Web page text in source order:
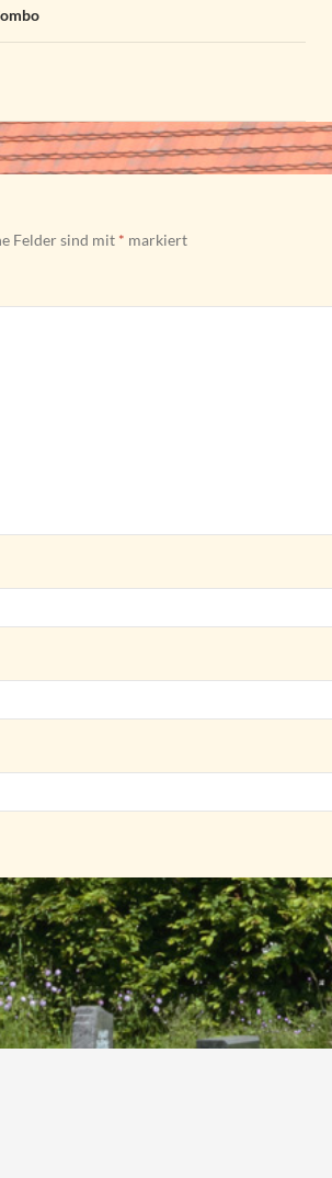
Felder sind mit * markiert